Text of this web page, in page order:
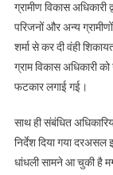
ग्रामीण विकास
परिजनों और अन्य
शर्मा से कर दी वंही
ग्राम विकास अधिकारी को
फटकार लगाई गई।
साथ ही संबंधित
निर्देश दिया गया
धांधली सामने आ चुकी है